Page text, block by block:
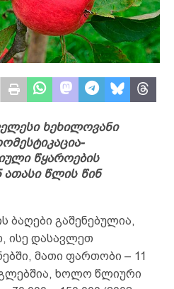
ხეხილოვანი
წყაროების
ათასი წლის წინ
ბაღები გაშენებულია,
ისე დასავლეთ
მათი ფართობი – 11
ხოლო წლიური